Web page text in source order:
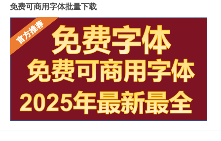
免费可商用字体批量下载